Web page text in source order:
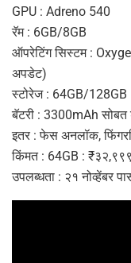
GPU : Adreno 540
रॅम : 6GB/8GB
ऑपरेटिंग सिस्टम :
अपडेट)
स्टोरेज : 64GB/128GB
बॅटरी : 3300mAh सोबत
इतर : फेस अनलॉक,
किंमत : 64GB :
उपलब्धता : २१ नोव्हेंबर